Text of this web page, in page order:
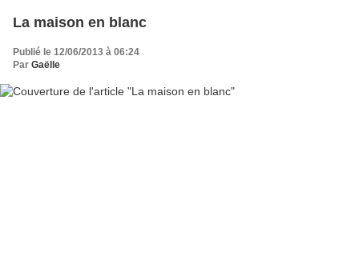
La maison en blanc
Publié le 12/06/2013 à 06:24
Par Gaëlle